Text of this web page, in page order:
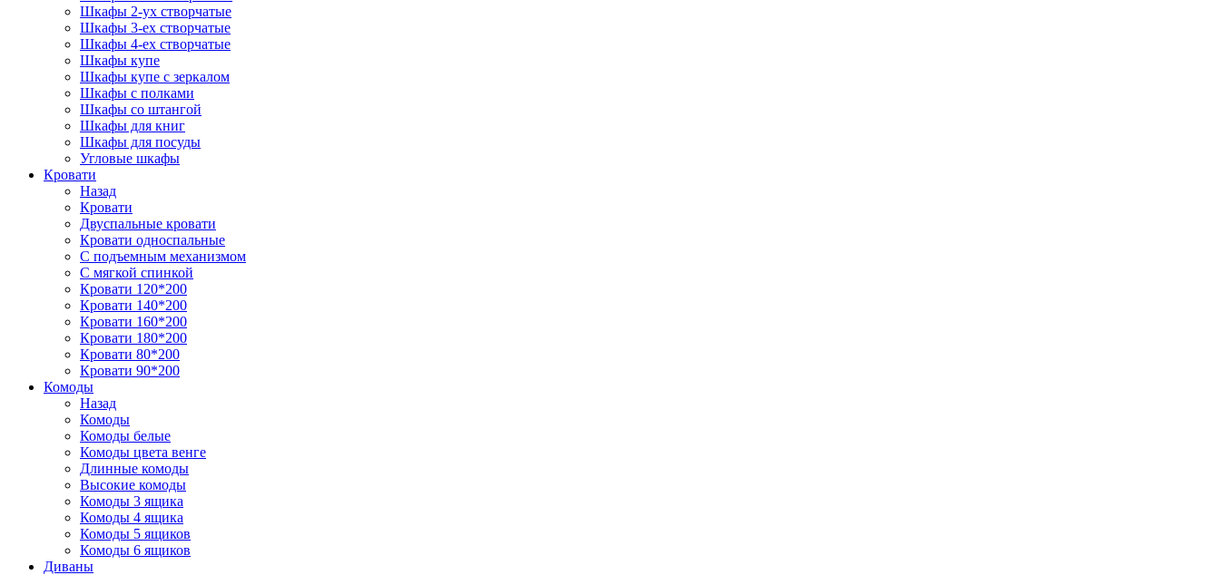
Шкафы 2-ух створчатые
Шкафы 3-ех створчатые
Шкафы 4-ех створчатые
Шкафы купе
Шкафы купе с зеркалом
Шкафы с полками
Шкафы со штангой
Шкафы для книг
Шкафы для посуды
Угловые шкафы
Кровати
Назад
Кровати
Двуспальные кровати
Кровати односпальные
С подъемным механизмом
С мягкой спинкой
Кровати 120*200
Кровати 140*200
Кровати 160*200
Кровати 180*200
Кровати 80*200
Кровати 90*200
Комоды
Назад
Комоды
Комоды белые
Комоды цвета венге
Длинные комоды
Высокие комоды
Комоды 3 ящика
Комоды 4 ящика
Комоды 5 ящиков
Комоды 6 ящиков
Диваны